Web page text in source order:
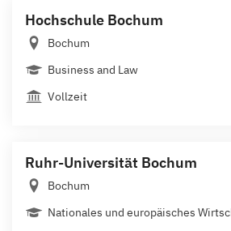
Hochschule Bochum
Bochum
Business and Law
Vollzeit
Ruhr-Universität Bochum
Bochum
Nationales und europäisches